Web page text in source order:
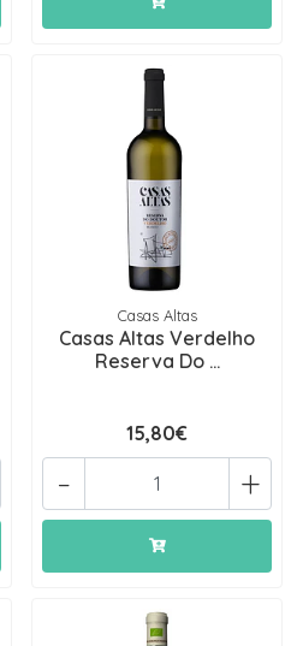
Casas Altas
Casas Altas Verdelho
Reserva Do ...
15,80€
+
-